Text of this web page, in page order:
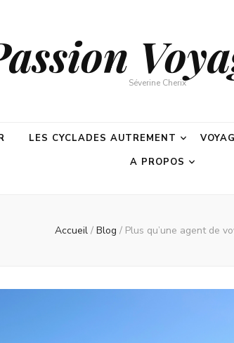
Séverine Cherix
LES CYCLADES AUTREMENT
A PROPOS
Accueil / Blog / Plus qu’une agent de